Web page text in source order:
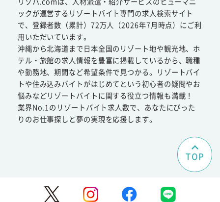
ックが運営するリゾートバイト専門の求人検索サイト
で、登録者数（累計）72万人（2026年7月時点）にご利
用いただいています。
沖縄から北海道まで日本全国のリゾート地や観光地、ホ
テル・旅館の求人情報を豊富に掲載しているから、職種
や勤務地、期間など希望条件で見つかる。リゾートバイ
トや住み込みバイトがはじめてという初心者の疑問やお
悩みなどリゾートバイトに関する役立つ情報も満載！
業界No.1のリゾートバイト求人数で、あなたにぴった
りのお仕事探しと夢の実現を応援します。
TOP